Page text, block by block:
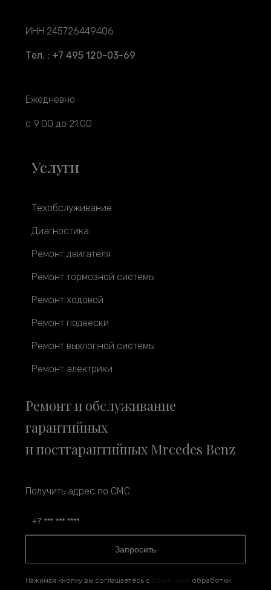
ИНН 245726449406
Тел. : +7 495 120-03-69
Ежедневно
с 9:00 до 21:00
Услуги
Техобслуживание
Диагностика
Ремонт двигателя
Ремонт тормозной системы
Ремонт ходовой
Ремонт подвески
Ремонт выхлопной системы
Ремонт электрики
Ремонт и обслуживание
гарантийных
и постгарантийных Mrcedes Benz
Получить адрес по СМС
Запросить
Нажимая кнопку вы соглашаетесь с политикой обработки